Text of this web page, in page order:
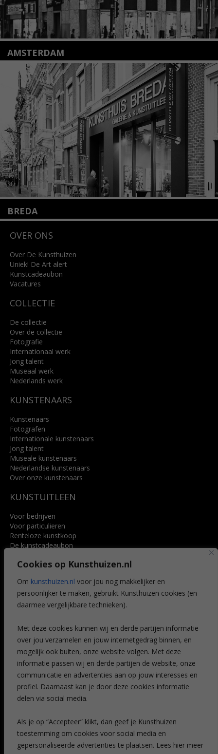
Cookies op Kunsthuizen.nl
Om kunsthuizen.nl voor jou nog makkelijker en
persoonlijker te maken, gebruikt Kunsthuizen cookies (en
daarmee vergelijkbare technieken).
Met deze cookies kunnen wij en derde partijen informatie
over jou verzamelen en jouw internetgedrag binnen, en
mogelijk ook buiten, onze website volgen. Met deze
informatie passen wij en derde partijen de website, onze
communicatie en advertenties aan op jouw interesses en
profiel. Daarnaast kan je door deze cookies informatie
delen via social media.
Als je op “Accepteer” klikt, dan geef je Kunsthuizen
toestemming om cookies voor social media en
gepersonaliseerde advertenties te plaatsen. Lees hier meer
AMSTERDAM
Amstelveenseweg 135
1075 VX Amsterdam
+31 (0)20 2332546
info@kunsthuisamsterdam.nl
Lees meer
BREDA
4818 SB Breda
info@kunsthuisbreda.nl
Lees meer
OVER ONS
Over De Kunsthuizen
Uniek! De Art alert
Kunstcadeaubon
Vacatures
COLLECTIE
De collectie
Over de collectie
Fotografie
Internationaal werk
Jong talent
Museaal werk
Nederlands werk
KUNSTENAARS
Kunstenaars
Fotografen
Internationale kunstenaars
Jong talent
Museale kunstenaars
Nederlandse kunstenaars
Over onze kunstenaars
KUNSTUITLEEN
Voor bedrijven
Voor particulieren
Renteloze kunstkoop
De kunstcadeaubon
Voordelen
Veelgestelde vragen
CONTACT
Leiden
Amsterdam
Breda
Favorieten
Mijn art alert
NIEUWSBRIEF